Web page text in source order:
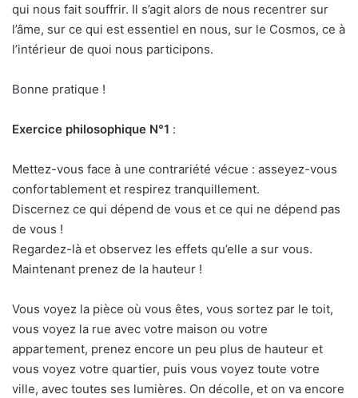
qui nous fait souffrir. Il s’agit alors de nous recentrer sur
l’âme, sur ce qui est essentiel en nous, sur le Cosmos, ce à
l’intérieur de quoi nous participons.
Bonne pratique !
Exercice philosophique N°1 :
Mettez-vous face à une contrariété vécue : asseyez-vous
confortablement et respirez tranquillement.
Discernez ce qui dépend de vous et ce qui ne dépend pas
de vous !
Regardez-là et observez les effets qu’elle a sur vous.
Maintenant prenez de la hauteur !
Vous voyez la pièce où vous êtes, vous sortez par le toit,
vous voyez la rue avec votre maison ou votre
appartement, prenez encore un peu plus de hauteur et
vous voyez votre quartier, puis vous voyez toute votre
ville, avec toutes ses lumières. On décolle, et on va encore